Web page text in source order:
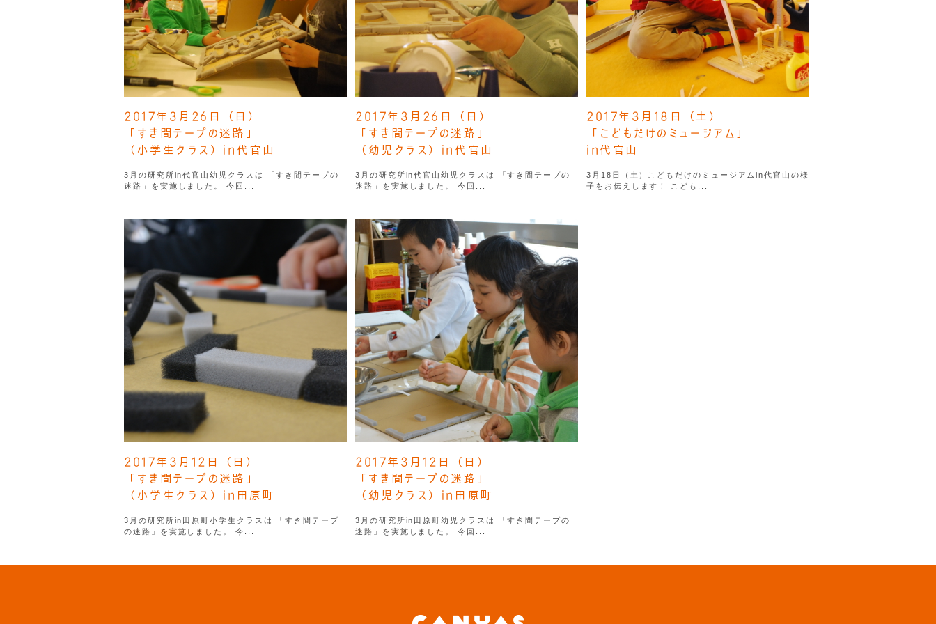
2017年3月26日（日）
「すき間テープの迷路」
（小学生クラス）in代官山
3月の研究所in代官山幼児クラスは 「すき間テープの
迷路」を実施しました。 今回...
2017年3月26日（日）
「すき間テープの迷路」
（幼児クラス）in代官山
3月の研究所in代官山幼児クラスは 「すき間テープの
迷路」を実施しました。 今回...
2017年3月18日（土）
「こどもだけのミュージアム」
in代官山
3月18日（土）こどもだけのミュージアムin代官山の様
子をお伝えします！ こども...
2017年3月12日（日）
「すき間テープの迷路」
（小学生クラス）in田原町
3月の研究所in田原町小学生クラスは 「すき間テープ
の迷路」を実施しました。 今...
2017年3月12日（日）
「すき間テープの迷路」
（幼児クラス）in田原町
3月の研究所in田原町幼児クラスは 「すき間テープの
迷路」を実施しました。 今回...